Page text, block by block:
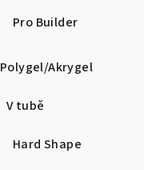
Pro Builder
Polygel/Akrygel
V tubě
Hard Shape